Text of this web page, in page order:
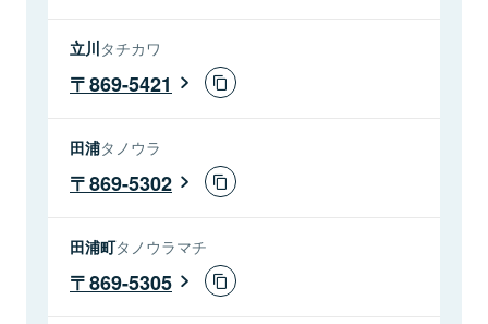
立川タチカワ
869-5421
田浦タノウラ
869-5302
田浦町タノウラマチ
869-5305